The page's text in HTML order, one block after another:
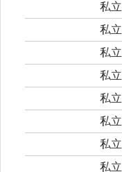
私立
私立
私立
私立
私立
私立
私立
私立